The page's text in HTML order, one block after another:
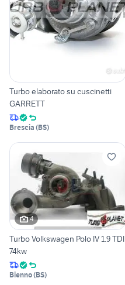
Turbo elaborato su cuscinetti
GARRETT
Brescia (BS)
4
Turbo Volkswagen Polo IV 1.9 TDI
74kw
Bienno(BS)